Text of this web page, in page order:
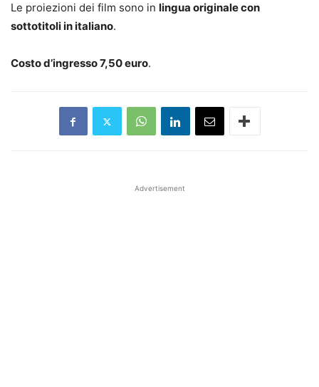
Le proiezioni dei film sono in lingua originale con
sottotitoli in italiano.
Costo d’ingresso 7,50 euro.
Advertisement